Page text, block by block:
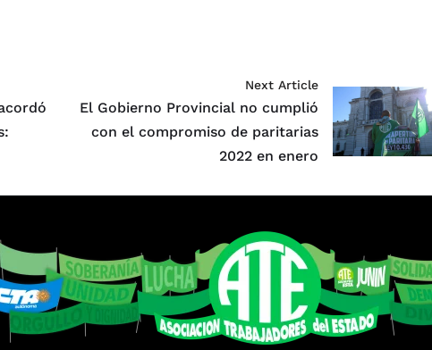
Next Article
El Gobierno Provincial no cumplió
con el compromiso de paritarias
2022 en enero